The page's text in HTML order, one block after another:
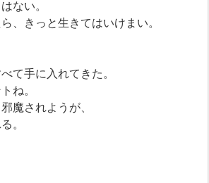
ない。
、きっと生きてはいけまい。
て手に入れてきた。
ね。
魔されようが、
。